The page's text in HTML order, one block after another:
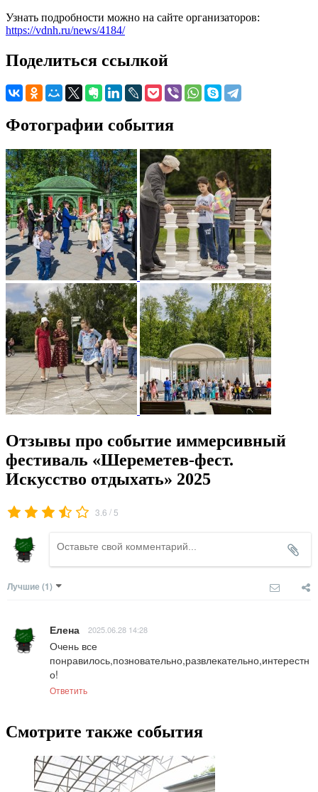
Узнать подробности можно на сайте организаторов:
https://vdnh.ru/news/4184/
Поделиться ссылкой
Фотографии события
Отзывы про событие иммерсивный
фестиваль «Шереметев-фест.
Искусство отдыхать» 2025
3.6 / 5
Лучшие (1)
Елена 2025.06.28 14:28
Очень все
понравилось,позновательно,развлекательно,интерестн
о!
Ответить
Смотрите также события